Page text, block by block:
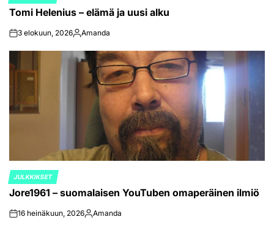
IN
Tomi Helenius – elämä ja uusi alku
on3 elokuun, 2026Posted
Amanda
POSTED
IN
JULKKIKSET
Jore1961 – suomalaisen YouTuben omaperäinen ilmiö
on16 heinäkuun, 2026Posted
Amanda